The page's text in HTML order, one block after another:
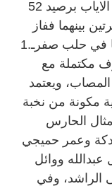
وكان الفريقان تساويا مع نهاية مرحلة الاياب برصيد 52
بينهما ففاز
الاتحاد ذهابا في حمص 2ـ1 وخسر ايابا في حلب صفرـ.1
مكتملة مع
ويعتمد
مكونة من نخبة
الحارس
دكة وعمر حميجي
ووائل
الراشد، وفي